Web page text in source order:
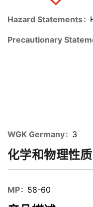
Hazard Statements
Precautionary
WGK Germany 3
化学和物理性质
MP 58-60